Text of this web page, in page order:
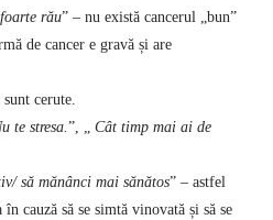
rău” – nu există cancerul „bun”
de cancer e gravă și are
cerute.
te stresa.”, „ Cât timp mai ai de
să mănânci mai sănătos” – astfel
cauză să se simtă vinovată și să se